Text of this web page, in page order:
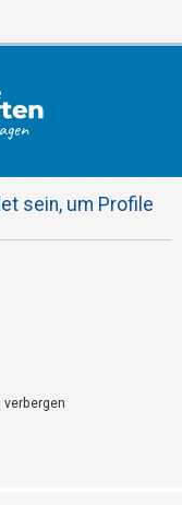
sein, um Profile
verbergen